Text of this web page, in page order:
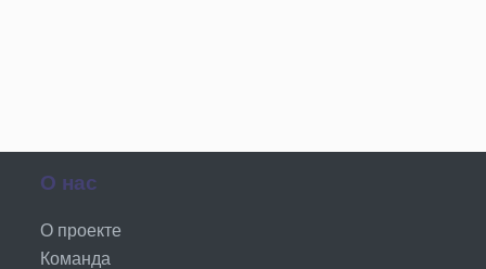
О нас
О проекте
Команда